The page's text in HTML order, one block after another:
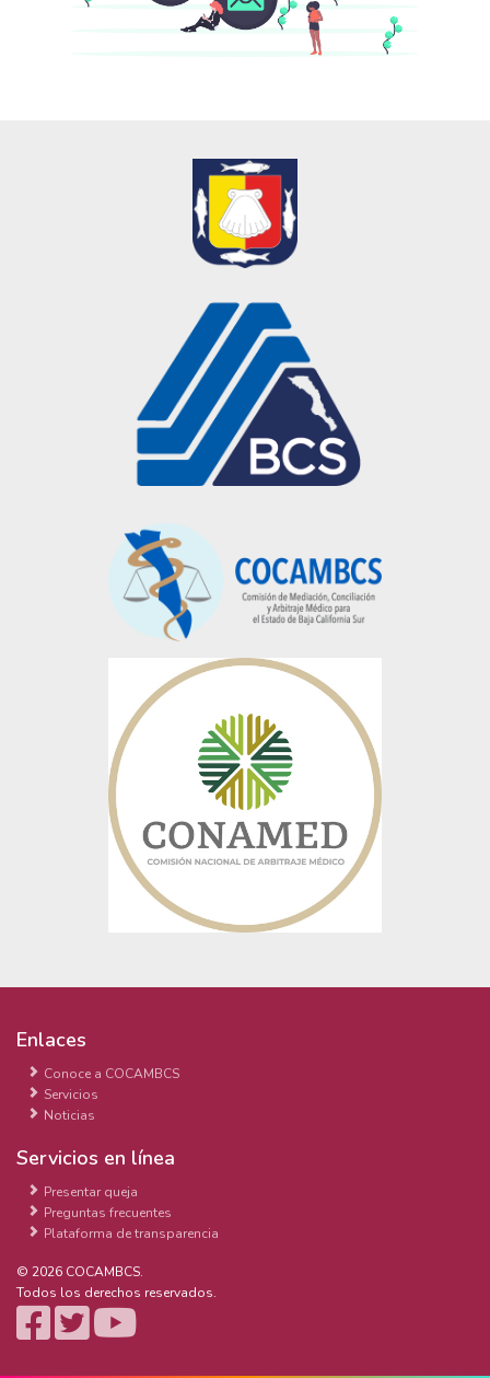
Enlaces
Conoce a COCAMBCS
Servicios
Noticias
Servicios en línea
Presentar queja
Preguntas frecuentes
Plataforma de transparencia
© 2026 COCAMBCS.
Todos los derechos reservados.